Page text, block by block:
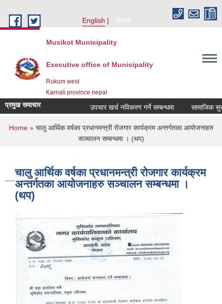
English
नेपाली
Musikot Municipality
Executive office of Municipality
Rukum west
Karnali province nepal
प्रमुख समाचार उपचार खर्च नविकरण गर्ने सम्बन्धमा
You are here
Home» चालु आर्थिक वर्षका प्रधानमन्त्री रोजगार कार्यक्रम अन्तर्गतका आयोजनाहरु
सञ्चालन सम्बन्धमा । (थप)
चालु आर्थिक वर्षका प्रधानमन्त्री रोजगार कार्यक्रम
अन्तर्गतका आयोजनाहरु सञ्चालन सम्बन्धमा ।
(थप)